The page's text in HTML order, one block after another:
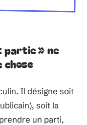
partie » ne
chose
Il désigne soit
soit la
un parti,